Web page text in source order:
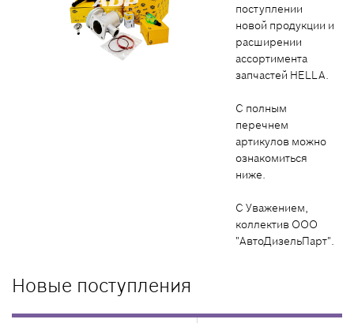
поступлении
новой продукции и
расширении
ассортимента
запчастей HELLA.
С полным
перечнем
артикулов можно
ознакомиться
ниже.
С Уважением,
коллектив ООО
"АвтоДизельПарт".
Новые поступления